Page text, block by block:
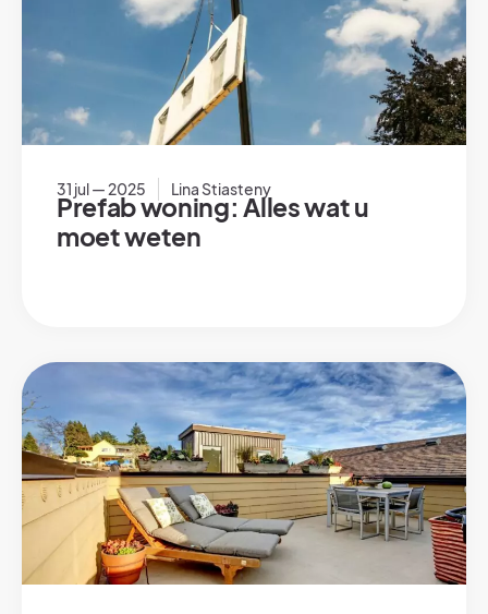
31 jul — 2025 Lina Stiasteny
Prefab woning: Alles wat u
moet weten